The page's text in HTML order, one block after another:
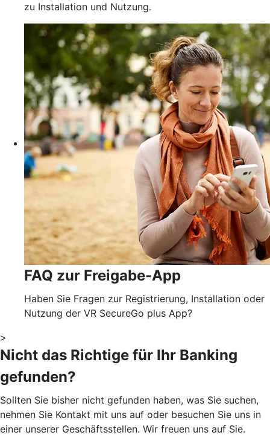
zu Installation und Nutzung.
FAQ zur Freigabe-App
Haben Sie Fragen zur Registrierung, Installation oder
Nutzung der VR SecureGo plus App?
>
Nicht das Richtige für Ihr Banking
gefunden?
Sollten Sie bisher nicht gefunden haben, was Sie suchen,
nehmen Sie Kontakt mit uns auf oder besuchen Sie uns in
einer unserer Geschäftsstellen. Wir freuen uns auf Sie.